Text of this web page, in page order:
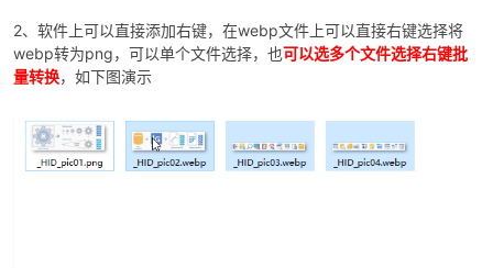
2、软件上可以直接添加右键，在webp文件上可以直接右键选择将
webp转为png，可以单个文件选择，也可以选多个文件选择右键批
量转换，如下图演示